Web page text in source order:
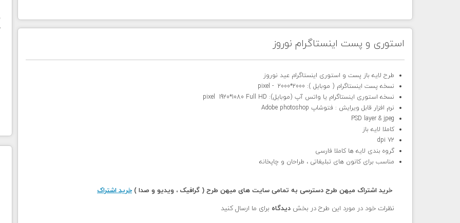
استوری و پست اینستاگرام نوروز
طرح لایه باز پست و استوری اینستاگرام عید نوروز
نسخه پست اینستاگرام ( موبایل ): 2000*2000 - pixel
نسخه استوری اینستاگرام یا واتس آپ (موبایل): pixel 1920*1080 Full HD
نرم افزار قابل ویرایش : فتوشاپ Adobe photoshop
PSD layer & jpeg
کاملا لایه باز
72 dpi
گروه بندی لایه ها کاملا فارسی
مناسب برای کانون های تبلیغاتی ، طراحان و چاپخانه
خرید اشتراک میهن طرح دسترسی به تمامی سایت های میهن طرح ( گرافیک ، ویدیو و صدا ) خرید اشتراک
نظرات خود در مورد این طرح در بخش دیدگاه برای ما ارسال کنید